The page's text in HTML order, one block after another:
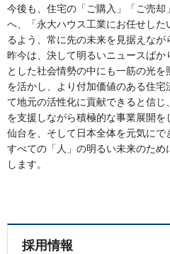
今後も、住宅の「ご購入」「ご売
へ、「永大ハウス工業にお任せし
るよう、常に先の未来を見据えなが
昨今は、決して明るいニュースば
とした社会情勢の中にも一筋の光
を活かし、より付加価値のある住
て地元の活性化に貢献できると信じ
を支援しながら積極的な事業展開を
仙台を、そして日本全体を元気にで
すべての「人」の明るい未来のた
します。
採用情報